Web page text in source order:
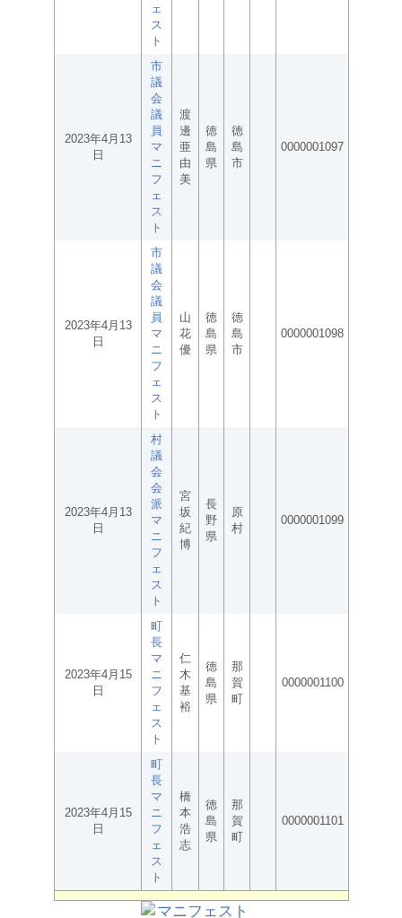
ェ
ス
ト
2023年4月13
日
市
議
会
議
員
マ
ニ
フ
ェ
ス
ト
渡
邊
亜
由
美
徳
島
県
徳
島
市
0000001097
2023年4月13
日
市
議
会
議
員
マ
ニ
フ
ェ
ス
ト
山
花
優
徳
島
県
徳
島
市
0000001098
2023年4月13
日
村
議
会
会
派
マ
ニ
フ
ェ
ス
ト
宮
坂
紀
博
長
野
県
原
村
0000001099
2023年4月15
日
町
長
マ
ニ
フ
ェ
ス
ト
仁
木
基
裕
徳
島
県
那
賀
町
0000001100
2023年4月15
日
町
長
マ
ニ
フ
ェ
ス
ト
橋
本
浩
志
徳
島
県
那
賀
町
0000001101